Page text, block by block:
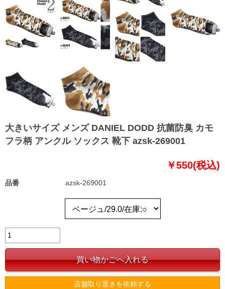
大きいサイズ メンズ DANIEL DODD 抗菌防臭 カモ
フラ柄 アンクル ソックス 靴下 azsk-269001
￥550(税込)
品番 azsk-269001
店舗取り置きを依頼する